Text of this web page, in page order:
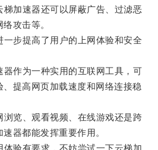
加速器还可以屏蔽广告、过滤恶
攻击等。
步提高了用户的上网体验和安全
作为一种实用的互联网工具，可
、提高网页加载速度和网络连接稳
览、观看视频、在线游戏还是跨
器都能发挥重要作用。